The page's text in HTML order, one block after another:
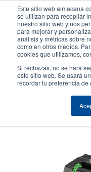
Este sitio web almacena
se utilizan para recopilar
nuestro sitio web y nos
para mejorar y
análisis y métricas sobre
como en otros medios.
cookies que utilizamos,
Si rechazas, no se hará
este sitio web. Se usará
recordar tu preferencia
contenido
principal
Header